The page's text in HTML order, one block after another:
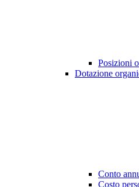
Posizioni
Dotazione
Conto
Costo